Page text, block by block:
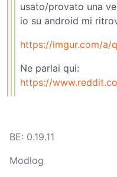
usato/provato una
io su android mi
https://imgur.com/a/
Ne parlai qui:
https://www.reddit.com/r/brave/_browser/
BE: 0.19.11
Modlog